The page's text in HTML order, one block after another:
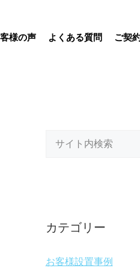
様の声 よくある質問 ご契
カテゴリー
お客様設置事例